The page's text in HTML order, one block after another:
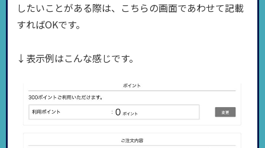
したいことがある際は、こちらの画面であわせて記載
すればOKです。
↓表示例はこんな感じです。